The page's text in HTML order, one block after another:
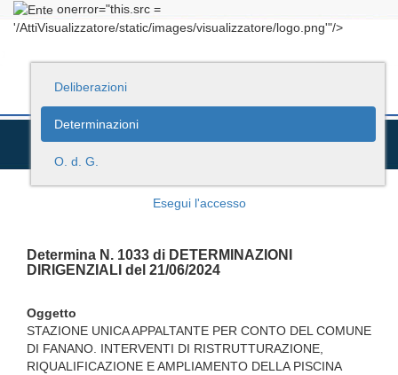
onerror="this.src =
'/AttiVisualizzatore/static/images/visualizzatore/logo.png'"/>
Deliberazioni
Determinazioni
O. d. G.
Esegui l'accesso
Determina N. 1033 di DETERMINAZIONI
DIRIGENZIALI del 21/06/2024
Oggetto
STAZIONE UNICA APPALTANTE PER CONTO DEL COMUNE
DI FANANO. INTERVENTI DI RISTRUTTURAZIONE,
RIQUALIFICAZIONE E AMPLIAMENTO DELLA PISCINA